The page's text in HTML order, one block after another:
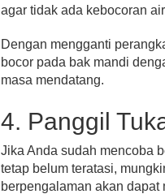
agar tidak ada kebocoran
Dengan mengganti
bocor pada bak mandi
masa mendatang.
4. Panggil
Jika Anda sudah mencoba
tetap belum teratasi,
berpengalaman akan